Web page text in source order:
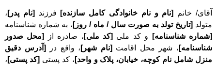
آقای/ خانم [نام و نام خانوادگی کامل سازنده] فرزند [نام پدر] ،
متولد [تاریخ تولد به صورت سال / ماه / روز] ، به شماره شناسنامه
[شماره شناسنامه]
و کد ملی [کد ملی] ، صادره از
[محل صدور
شناسنامه] ، شهر محل اقامت [نام شهر] ، واقع در [آدرس دقیق
منزل شامل نام کوچه، خیابان، پلاک و واحد] ، کد پستی [کد پستی] ،